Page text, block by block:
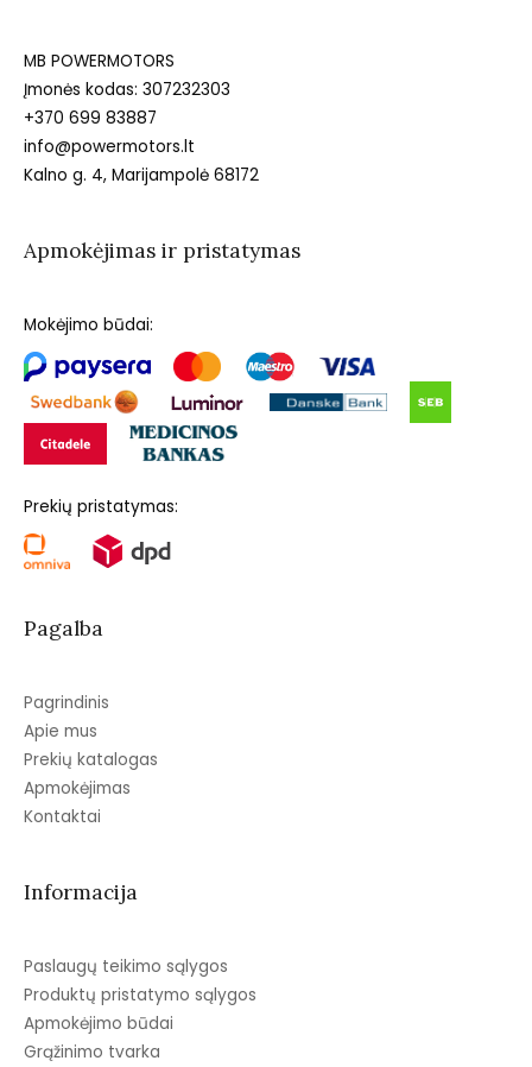
MB POWERMOTORS
Įmonės kodas: 307232303
+370 699 83887
info@powermotors.lt
Kalno g. 4, Marijampolė 68172
Apmokėjimas ir pristatymas
Mokėjimo būdai:
Prekių pristatymas:
Pagalba
Pagrindinis
Apie mus
Prekių katalogas
Apmokėjimas
Kontaktai
Informacija
Paslaugų teikimo sąlygos
Produktų pristatymo sąlygos
Apmokėjimo būdai
Grąžinimo tvarka